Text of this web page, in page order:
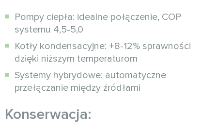
Pompy ciepła: idealne połączenie, COP
systemu 4,5-5,0
Kotły kondensacyjne: +8-12% sprawności
dzięki niższym temperaturom
Systemy hybrydowe: automatyczne
przełączanie między źródłami
Konserwacja: